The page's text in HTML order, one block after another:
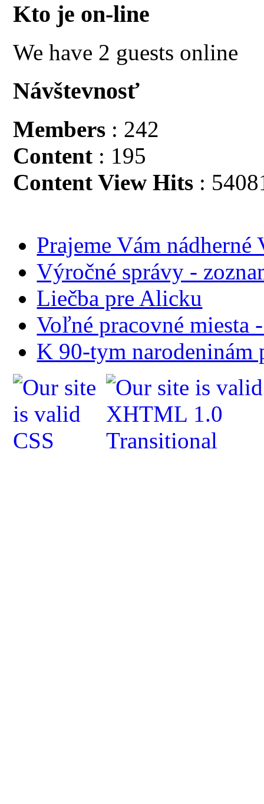
Kto je on-line
We have 2 guests online
Návštevnosť
Members : 242
Content : 195
Content View Hits :
Prajeme Vám
Výročné správy -
Liečba pre Alicku
Voľné pracovné miesta
K 90-tym narodeninám